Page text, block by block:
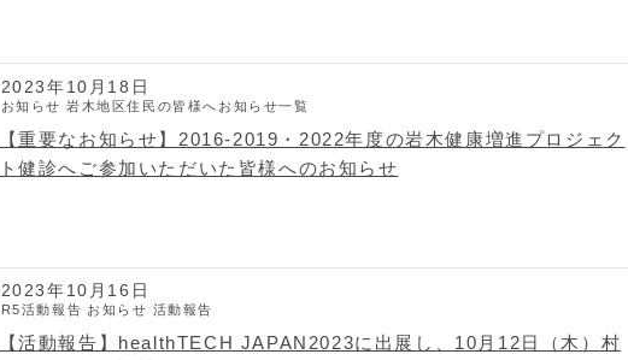
2023年10月18日
お知らせ 岩木地区住民の皆様へお知らせ一覧
【重要なお知らせ】2016-2019・2022年度の岩木健康増進プロジェク
ト健診へご参加いただいた皆様へのお知らせ
2023年10月16日
R5活動報告 お知らせ 活動報告
【活動報告】healthTECH JAPAN2023に出展し、10月12日（木）村